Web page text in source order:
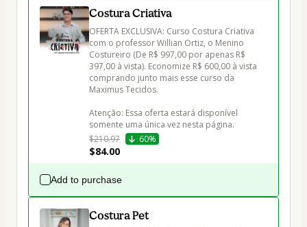
Costura Criativa
OFERTA EXCLUSIVA: Curso Costura Criativa
com o professor Willian Ortiz, o Menino
Costureiro (De R$ 997,00 por apenas R$
397,00 à vista). Economize R$ 600,00 à vista
comprando junto mais esse curso da
Maximus Tecidos.
Atenção: Essa oferta estará disponível
$210.97
60%
$84.00
Add to purchase
Costura Pet